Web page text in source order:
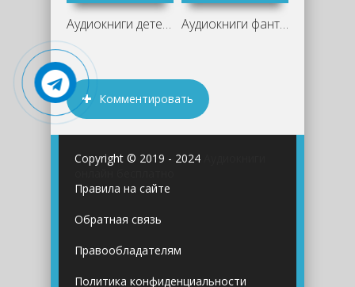
Аудиокниги детективы слушать онлайн — Аудиокниги фантастика слушать онлайн —
Комментировать
Copyright © 2019 - 2024
Правила на сайте
Обратная связь
Правообладателям
Политика конфиденциальности